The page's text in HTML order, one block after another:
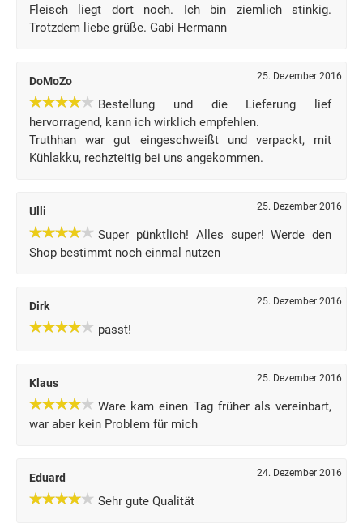
Fleisch liegt dort noch. Ich bin ziemlich stinkig.
Trotzdem liebe grüße. Gabi Hermann
DoMoZo 25. Dezember 2016
Bestellung und die Lieferung lief
hervorragend, kann ich wirklich empfehlen.
Truthhan war gut eingeschweißt und verpackt, mit
Kühlakku, rechzteitig bei uns angekommen.
Ulli 25. Dezember 2016
Super pünktlich! Alles super! Werde den
Shop bestimmt noch einmal nutzen
Dirk 25. Dezember 2016
passt!
Klaus 25. Dezember 2016
Ware kam einen Tag früher als vereinbart,
war aber kein Problem für mich
Eduard 24. Dezember 2016
Sehr gute Qualität